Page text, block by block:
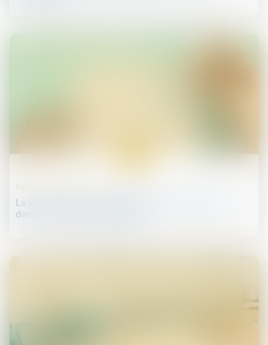
La loi PACTE et les allègements de procédures
dans les fusions de sociétés
Fusions et acquisitions